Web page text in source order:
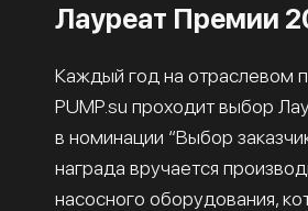
Лауреат Премии
Каждый год на отраслевом
PUMP.su проходит выбор
в номинации “Выбор
награда вручается
насосного оборудования,